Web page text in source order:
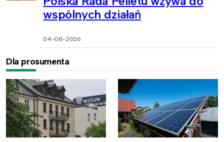
wspólnych działań
04-08-2026
Dla prosumenta